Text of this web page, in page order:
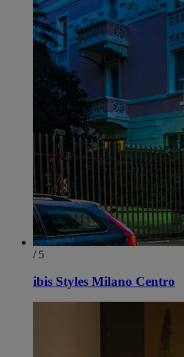
/ 5
ibis Styles Milano Centro